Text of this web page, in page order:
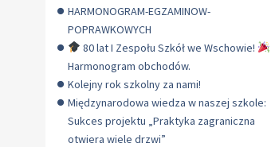
HARMONOGRAM-EGZAMINOW-
POPRAWKOWYCH
80 lat I Zespołu Szkół we Wschowie!
Harmonogram obchodów.
Kolejny rok szkolny za nami!
Międzynarodowa wiedza w naszej szkole:
Sukces projektu „Praktyka zagraniczna
otwiera wiele drzwi”